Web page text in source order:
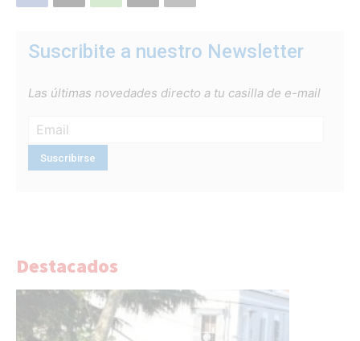
Suscribite a nuestro Newsletter
Las últimas novedades directo a tu casilla de e-mail
Destacados